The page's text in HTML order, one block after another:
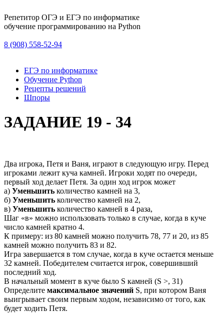
Репетитор ОГЭ и ЕГЭ по информатике
обучение программированию на Python
8 (908) 558-52-94
ЕГЭ по информатике
Обучение Python
Рецепты решений
Шпоры
ЗАДАНИЕ 19 - 34
Два игрока, Петя и Ваня, играют в следующую игру. Перед
игроками лежит куча камней. Игроки ходят по очереди,
первый ход делает Петя. За один ход игрок может
а) Уменьшить количество камней на 3,
б) Уменьшить количество камней на 2,
в) Уменьшить количество камней в 4 раза,
Шаг «в» можно использовать только в случае, когда в куче
число камней кратно 4.
К примеру: из 80 камней можно получить 78, 77 и 20, из 85
камней можно получить 83 и 82.
Игра завершается в том случае, когда в куче остается меньше
32 камней. Победителем считается игрок, совершивший
последний ход.
В начальный момент в куче было S камней (S >, 31)
Определите максимальное значений S, при котором Ваня
выигрывает своим первым ходом, независимо от того, как
будет ходить Петя.